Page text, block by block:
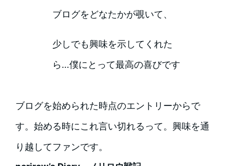
ブログをどなたかが覗いて、
少しでも興味を示してくれた
ら…僕にとって最高の喜びです
ブログを始められた時点のエントリーからで
す。始める時にこれ言い切れるって。興味を通
り越してファンです。